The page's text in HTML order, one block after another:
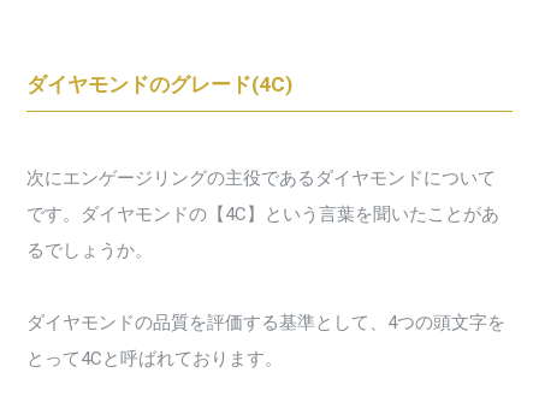
ダイヤモンドのグレード(4C)
次にエンゲージリングの主役であるダイヤモンドについて
です。ダイヤモンドの【4C】という言葉を聞いたことがあ
るでしょうか。
ダイヤモンドの品質を評価する基準として、4つの頭文字を
とって4Cと呼ばれております。